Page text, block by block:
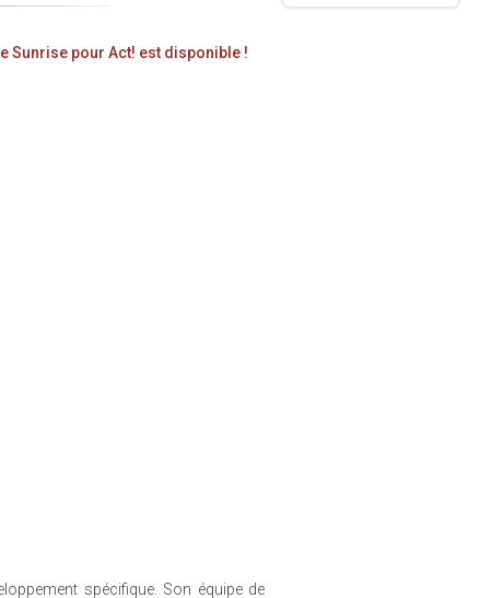
Sunrise pour Act! est disponible !
spécifique. Son équipe de